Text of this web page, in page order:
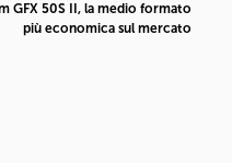
GFX 50S II, la medio formato
più economica sul mercato